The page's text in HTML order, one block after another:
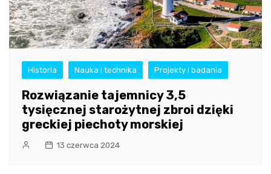
Historia Nauka i technika Projekty i badania
Rozwiązanie tajemnicy 3,5
tysięcznej starożytnej zbroi dzięki
greckiej piechoty morskiej
13 czerwca 2024